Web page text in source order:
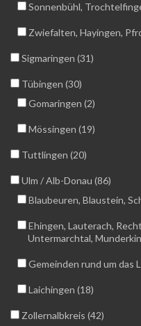
Sonnenbühl,
Zwiefalten, Hayingen,
Sigmaringen (31)
Tübingen (30)
Gomaringen (2)
Mössingen (19)
Tuttlingen (20)
Ulm / Alb-Donau (86)
Blaubeuren, Blaustein,
Ehingen, Lauterach,
Untermarchtal,
Gemeinden rund um das
Laichingen (18)
Zollernalbkreis (42)